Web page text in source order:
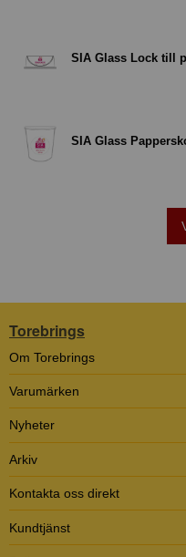
SIA Glass Lock till
SIA Glass
Torebrings
Om Torebrings
Varumärken
Nyheter
Arkiv
Kontakta oss direkt
Kundtjänst